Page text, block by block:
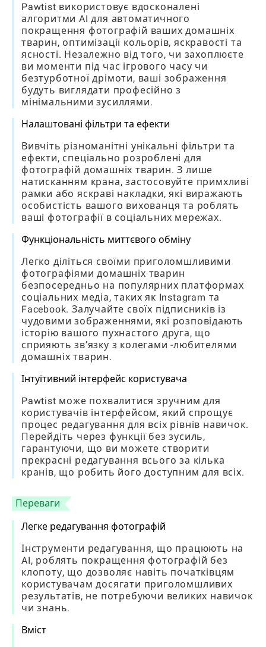
Pawtist використовує вдосконалені
алгоритми AI для автоматичного
покращення фотографій ваших домашніх
тварин, оптимізації кольорів, яскравості та
ясності. Незалежно від того, чи захоплюєте
ви моменти під час ігрового часу чи
безтурботної дрімоти, ваші зображення
будуть виглядати професійно з
мінімальними зусиллями.
Налаштовані фільтри та ефекти
Вивчіть різноманітні унікальні фільтри та
ефекти, спеціально розроблені для
фотографій домашніх тварин. З лише
натисканням крана, застосовуйте примхливі
рамки або яскраві накладки, які виражають
особистість вашого вихованця та роблять
ваші фотографії в соціальних мережах.
Функціональність миттєвого обміну
Легко діліться своїми приголомшливими
фотографіями домашніх тварин
безпосередньо на популярних платформах
соціальних медіа, таких як Instagram та
Facebook. Залучайте своїх підписників із
чудовими зображеннями, які розповідають
історію вашого пухнастого друга, що
сприяють зв’язку з колегами -любителями
домашніх тварин.
Інтуїтивний інтерфейс користувача
Pawtist може похвалитися зручним для
користувачів інтерфейсом, який спрощує
процес редагування для всіх рівнів навичок.
Перейдіть через функції без зусиль,
гарантуючи, що ви можете створити
прекрасні редагування всього за кілька
кранів, що робить його доступним для всіх.
Переваги
Легке редагування фотографій
Інструменти редагування, що працюють на
AI, роблять покращення фотографій без
клопоту, що дозволяє навіть початківцям
користувачам досягати приголомшливих
результатів, не потребуючи великих навичок
чи знань.
Вміст